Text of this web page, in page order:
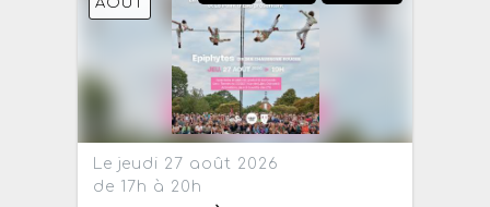
Le jeudi 27 août 2026
de 17h à 20h